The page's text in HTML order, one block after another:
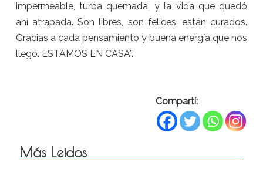
impermeable, turba quemada, y la vida que quedó
ahí atrapada. Son libres, son felices, están curados.
Gracias a cada pensamiento y buena energía que nos
llegó. ESTAMOS EN CASA”.
Compartí:
Más Leidos